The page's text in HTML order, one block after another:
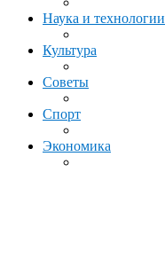
Наука и технологии
Культура
Советы
Спорт
Экономика